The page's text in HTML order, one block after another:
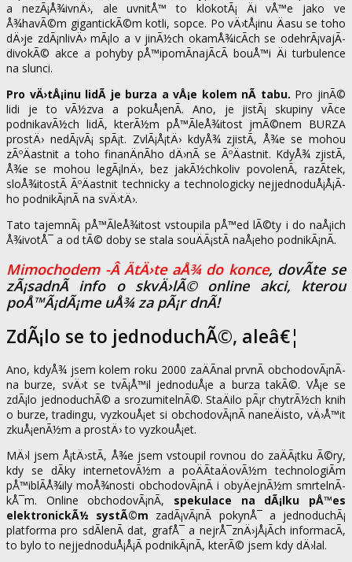
a nezÃ¡Å¾ivnÄ›, ale uvnitÅ™ to klokotÃ¡ Äi vÅ™e jako ve
Å¾havÃ©m gigantickÃ©m kotli, sopce. Po vÄ›tÅ¡inu Äasu se toho
dÄ›je zdÃ¡nlivÄ› mÃ¡lo a v jinÃ½ch okamÅ¾icÃ­ch se odehrÃ¡vajÃ­
divokÃ© akce a pohyby pÅ™ipomÃ­najÃ­cÃ­ bouÅ™i Äi turbulence
na slunci.
Pro vÄ›tÅ¡inu lidÃ­ je burza a vÅ¡e kolem nÃ­ tabu. Pro jinÃ©
lidi je to vÃ½zva a pokuÅ¡enÃ­. Ano, je jistÃ¡ skupiny vÃ­ce
podnikavÃ½ch lidÃ­, kterÃ½m pÅ™Ã­leÅ¾itost jmÃ©nem BURZA
prostÄ› nedÃ¡vÃ¡ spÃ¡t. ZvlÃ¡Å¡tÄ› kdyÅ¾ zjistÃ­, Å¾e se mohou
zÃºÄastnit a toho finanÄnÃ­ho dÄ›nÃ­ se ÃºÄastnit. KdyÅ¾ zjistÃ­,
Å¾e se mohou legÃ¡lnÄ›, bez jakÃ½chkoliv povolenÃ­, razÃ­tek,
sloÅ¾itostÃ­ ÃºÄastnit technicky a technologicky nejjednoduÅ¡Å¡Ã­
ho podnikÃ¡nÃ­ na svÄ›tÄ›.
Tato tajemnÃ¡ pÅ™Ã­leÅ¾itost vstoupila pÅ™ed lÃ©ty i do naÅ¡ich
Å¾ivotÅ¯ a od tÃ© doby se stala souÄÃ¡stÃ­ naÅ¡eho podnikÃ¡nÃ­.
Mimochodem -Â ÄtÄ›te aÅ¾ do konce, dovÃ­te se
zÃ¡sadnÃ­ info o skvÄ›lÃ© online akci, kterou
poÅ™Ã¡dÃ¡me uÅ¾ za pÃ¡r dnÃ­!
ZdÃ¡lo se to jednoduchÃ©, aleâ€¦
Ano, kdyÅ¾ jsem kolem roku 2000 zaÄÃ­nal prvnÃ­ obchodovÃ¡nÃ­
na burze, svÄ›t se tvÃ¡Å™il jednoduÅ¡e a burza takÃ©. VÅ¡e se
zdÃ¡lo jednoduchÃ© a srozumitelnÃ©. StaÄilo pÃ¡r chytrÃ½ch knih
o burze, tradingu, vyzkouÅ¡et si obchodovÃ¡nÃ­ naneÄisto, vÄ›Å™it
zkuÅ¡enÃ½m a prostÄ› to vyzkouÅ¡et.
MÄ›l jsem Å¡tÄ›stÃ­, Å¾e jsem vstoupil rovnou do zaÄÃ¡tku Ã©ry,
kdy se dÃ­ky internetovÃ½m a poÄÃ­taÄovÃ½m technologiÃ­m
pÅ™iblÃ­Å¾ily moÅ¾nosti obchodovÃ¡nÃ­ i obyÄejnÃ½m smrtelnÃ­
kÅ¯m. Online obchodovÃ¡nÃ­, spekulace na dÃ¡lku pÅ™es
elektronickÃ½ systÃ©m zadÃ¡vÃ¡nÃ­ pokynÅ¯ a jednoduchÃ¡
platforma pro sdÃ­lenÃ­ dat, grafÅ¯ a nejrÅ¯znÄ›jÅ¡Ã­ch informacÃ­,
to bylo to nejjednoduÅ¡Å¡Ã­ podnikÃ¡nÃ­, kterÃ© jsem kdy dÄ›lal.